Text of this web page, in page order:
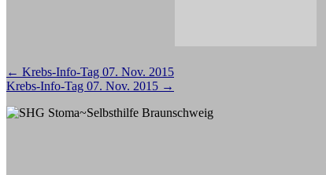
Beitragsnavigation
← Krebs-Info-Tag 07. Nov. 2015
Krebs-Info-Tag 07. Nov. 2015 →